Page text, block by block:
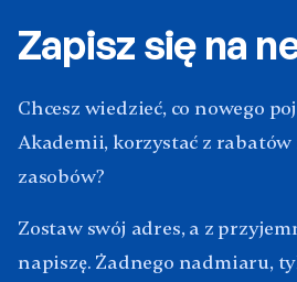
Zapisz się na
Chcesz wiedzieć, co nowego
Akademii, korzystać z
zasobów?
Zostaw swój adres, a z
napiszę. Żadnego nadmiaru,